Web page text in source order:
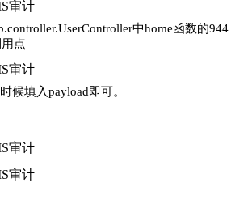
中home函数的944
点
候填入payload即可。